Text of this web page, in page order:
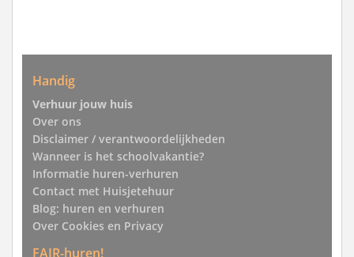
Handig
Verhuur jouw huis
Over ons
Disclaimer / verantwoordelijkheden
Wanneer is het schoolvakantie?
Informatie huren-verhuren
Contact met Huisjetehuur
Blog: huren en verhuren
Over Cookies en Privacy
FAIR-huren!